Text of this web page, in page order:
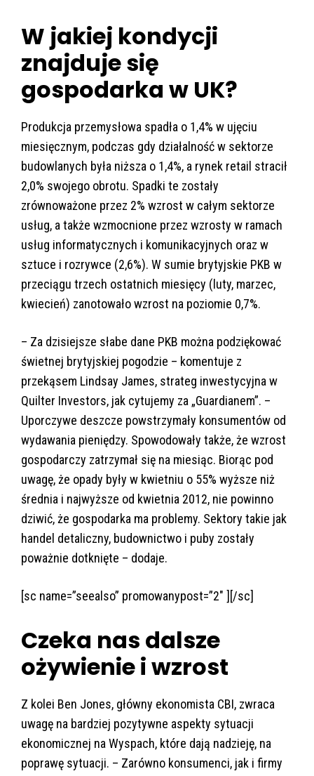
W jakiej kondycji
znajduje się
gospodarka w UK?
Produkcja przemysłowa spadła o 1,4% w ujęciu
miesięcznym, podczas gdy działalność w sektorze
budowlanych była niższa o 1,4%, a rynek retail stracił
2,0% swojego obrotu. Spadki te zostały
zrównoważone przez 2% wzrost w całym sektorze
usług, a także wzmocnione przez wzrosty w ramach
usług informatycznych i komunikacyjnych oraz w
sztuce i rozrywce (2,6%). W sumie brytyjskie PKB w
przeciągu trzech ostatnich miesięcy (luty, marzec,
kwiecień) zanotowało wzrost na poziomie 0,7%.
– Za dzisiejsze słabe dane PKB można podziękować
świetnej brytyjskiej pogodzie – komentuje z
przekąsem Lindsay James, strateg inwestycyjna w
Quilter Investors, jak cytujemy za „Guardianem”. –
Uporczywe deszcze powstrzymały konsumentów od
wydawania pieniędzy. Spowodowały także, że wzrost
gospodarczy zatrzymał się na miesiąc. Biorąc pod
uwagę, że opady były w kwietniu o 55% wyższe niż
średnia i najwyższe od kwietnia 2012, nie powinno
dziwić, że gospodarka ma problemy. Sektory takie jak
handel detaliczny, budownictwo i puby zostały
poważnie dotknięte – dodaje.
[sc name=”seealso” promowanypost=”2″ ][/sc]
Czeka nas dalsze
ożywienie i wzrost
Z kolei Ben Jones, główny ekonomista CBI, zwraca
uwagę na bardziej pozytywne aspekty sytuacji
ekonomicznej na Wyspach, które dają nadzieję, na
poprawę sytuacji. – Zarówno konsumenci, jak i firmy